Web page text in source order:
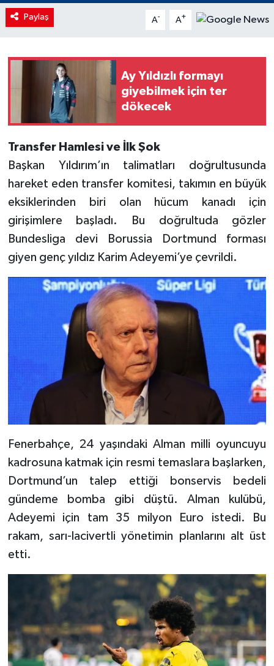
Paylaş A- A+
Ay Yıldızlı formayı
giyebilmek için ter
dökecek
Transfer Hamlesi ve İlk Şok
Başkan Yıldırım’ın talimatları doğrultusunda
hareket eden transfer komitesi, takımın en büyük
eksiklerinden biri olan hücum kanadı için
girişimlere başladı. Bu doğrultuda gözler
Bundesliga devi Borussia Dortmund forması
giyen genç yıldız Karim Adeyemi’ye çevrildi.
Fenerbahçe, 24 yaşındaki Alman milli oyuncuyu
kadrosuna katmak için resmi temaslara başlarken,
Dortmund’un talep ettiği bonservis bedeli
gündeme bomba gibi düştü. Alman kulübü,
Adeyemi için tam 35 milyon Euro istedi. Bu
rakam, sarı-lacivertli yönetimin planlarını alt üst
etti.